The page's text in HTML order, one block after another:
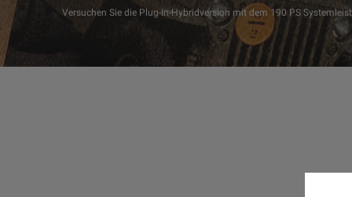
Versuchen Sie die Plug-In-Hybridversion mit dem 190 PS